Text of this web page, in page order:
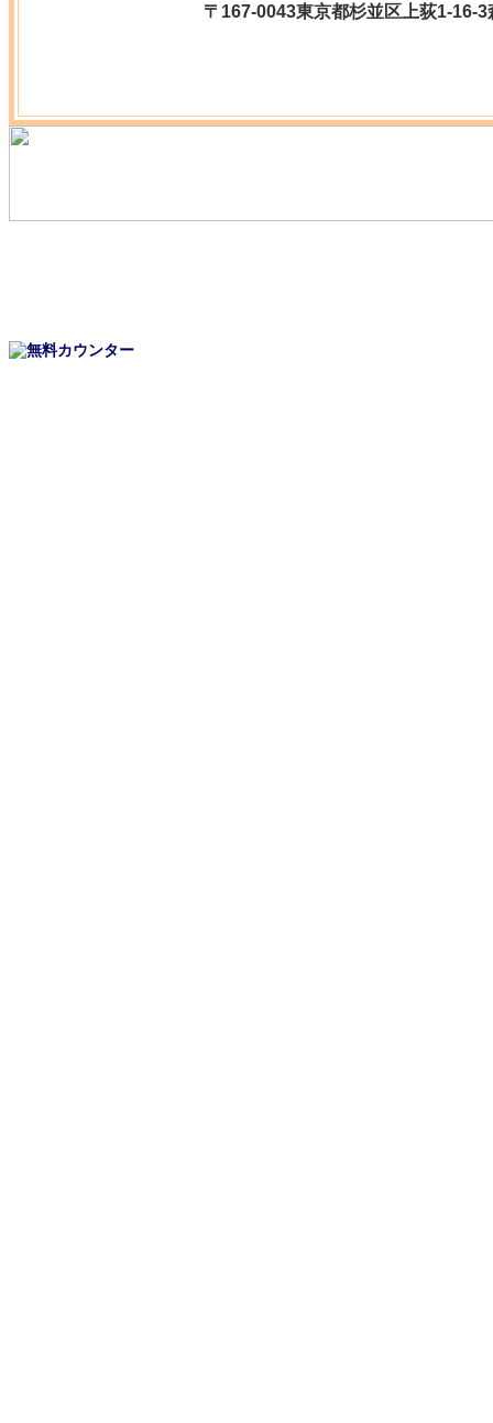
〒167-0043東京都杉並区上荻1-16-